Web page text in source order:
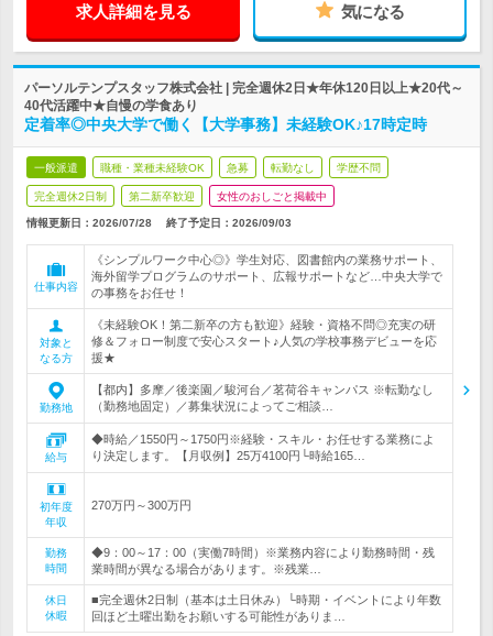
求人詳細を見る 気になる
パーソルテンプスタッフ株式会社 | 完全週休2日★年休120日以上★20代～
40代活躍中★自慢の学食あり
定着率◎中央大学で働く【大学事務】未経験OK♪17時定時
一般派遣 職種・業種未経験OK 急募 転勤なし 学歴不問
完全週休2日制 第二新卒歓迎 女性のおしごと掲載中
情報更新日：2026/07/28 終了予定日： 2026/09/03
仕事内容
《シンプルワーク中心◎》学生対応、図書館内の業務サポート、
海外留学プログラムのサポート、広報サポートなど…中央大学で
の事務をお任せ！
対象と
なる方
《未経験OK！第二新卒の方も歓迎》経験・資格不問◎充実の研
修＆フォロー制度で安心スタート♪人気の学校事務デビューを応
援★
勤務地
【都内】多摩／後楽園／駿河台／茗荷谷キャンパス ※転勤なし
（勤務地固定）／募集状況によってご相談…
給与
◆時給／1550円～1750円※経験・スキル・お任せする業務によ
り決定します。【月収例】25万4100円└時給165…
初年度
年収
270万円～300万円
勤務
時間
◆9：00～17：00（実働7時間）※業務内容により勤務時間・残
業時間が異なる場合があります。※残業…
休日
休暇
■完全週休2日制（基本は土日休み）└時期・イベントにより年数
回ほど土曜出勤をお願いする可能性がありま…